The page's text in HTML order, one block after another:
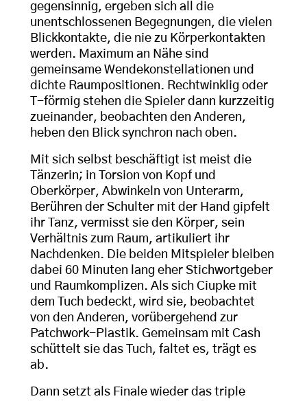
gegensinnig, ergeben sich all die
unentschlossenen Begegnungen, die vielen
Blickkontakte, die nie zu Körperkontakten
werden. Maximum an Nähe sind
gemeinsame Wendekonstellationen und
dichte Raumpositionen. Rechtwinklig oder
T-förmig stehen die Spieler dann kurzzeitig
zueinander, beobachten den Anderen,
heben den Blick synchron nach oben.
Mit sich selbst beschäftigt ist meist die
Tänzerin; in Torsion von Kopf und
Oberkörper, Abwinkeln von Unterarm,
Berühren der Schulter mit der Hand gipfelt
ihr Tanz, vermisst sie den Körper, sein
Verhältnis zum Raum, artikuliert ihr
Nachdenken. Die beiden Mitspieler bleiben
dabei 60 Minuten lang eher Stichwortgeber
und Raumkomplizen. Als sich Ciupke mit
dem Tuch bedeckt, wird sie, beobachtet
von den Anderen, vorübergehend zur
Patchwork-Plastik. Gemeinsam mit Cash
schüttelt sie das Tuch, faltet es, trägt es
ab.
Dann setzt als Finale wieder das triple